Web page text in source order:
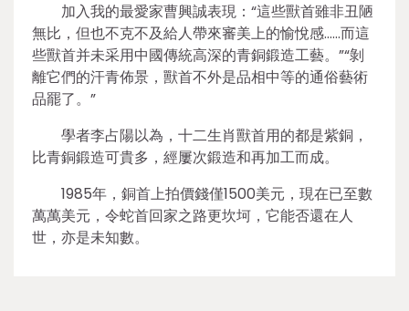
加入我的最愛家曹興誠表現：“這些獸首雖非丑陋
無比，但也不克不及給人帶來審美上的愉悅感……而這
些獸首并未采用中國傳統高深的青銅鍛造工藝。”“剝
離它們的汗青佈景，獸首不外是品相中等的通俗藝術
品罷了。”
學者李占陽以為，十二生肖獸首用的都是紫銅，
比青銅鍛造可貴多，經屢次鍛造和再加工而成。
1985年，銅首上拍價錢僅1500美元，現在已至數
萬萬美元，令蛇首回家之路更坎坷，它能否還在人
世，亦是未知數。